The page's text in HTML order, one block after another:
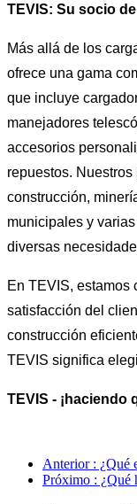
TEVIS: Su socio
Más allá de los
ofrece una gama
que incluye
manejadores
accesorios
repuestos.
construcción,
municipales y
diversas
En TEVIS, estamos
satisfacción del
construcción
TEVIS significa
TEVIS - ¡haciendo
Anterior : ¿Qué
Próximo : ¿Qué